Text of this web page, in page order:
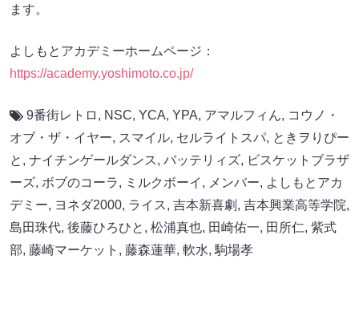
ます。
よしもとアカデミーホームページ：
https://academy.yoshimoto.co.jp/
9番街レトロ , NSC, YCA, YPA, アマルフィん, コウノ・
オブ・ザ・イヤー, スマイル, セルライトスパ, ときヲりぴー
と , ナイチンゲールダンス, バッテリィズ, ビスケットブラザ
ーズ, ボブのコーラ, ミルクボーイ , メンバー, よしもとアカ
デミー, ヨネダ2000, ライス, 吉本新喜劇 , 吉本興業高等学院,
島田珠代, 後藤ひろひと , 松浦真也, 田崎佑一, 田所仁, 紫式
部, 藤崎マーケット , 藤森蓮華, 軟水, 駒場孝